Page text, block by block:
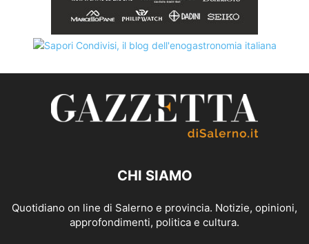
CHI SIAMO
Quotidiano on line di Salerno e provincia. Notizie, opinioni,
approfondimenti, politica e cultura.